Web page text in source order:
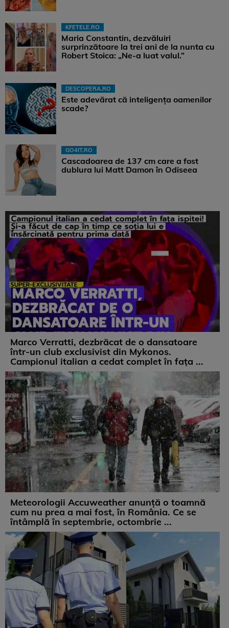
KFETELE.RO
Maria Constantin, dezvăluiri
surprinzătoare la trei ani de la nunta cu
Robert Stoica: „Ne-a luat valul.”
DESCOPERA.RO
Este adevărat că inteligența oamenilor
scade?
GO4IT.RO
Cascadoarea de 137 cm care a fost
dublura lui Matt Damon în Odiseea
Marco Verratti, dezbrăcat de o dansatoare
într-un club exclusivist din Mykonos.
Campionul italian a cedat complet în fața ...
Meteorologii Accuweather anunță o toamnă
cum nu prea a mai fost, în România. Ce se
întâmplă în septembrie, octombrie ...